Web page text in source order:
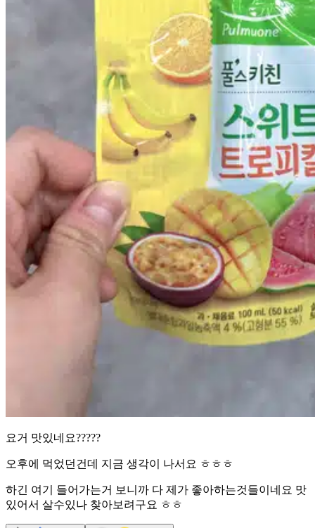
요거 맛있네요?????
오후에 먹었던건데 지금 생각이 나서요 ㅎㅎㅎ
하긴 여기 들어가는거 보니까 다 제가 좋아하는것들이네요 맛
있어서 살수있나 찾아보려구요 ㅎㅎ